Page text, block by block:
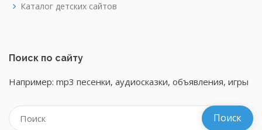
Каталог детских сайтов
Поиск по сайту
Например: mp3 песенки, аудиосказки, объявления, игры